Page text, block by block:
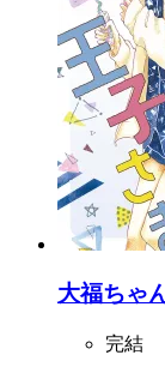
大福ちゃ
完結